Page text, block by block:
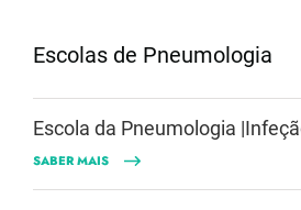
Escolas de Pneumologia
Escola da Pneumologia
SABER MAIS